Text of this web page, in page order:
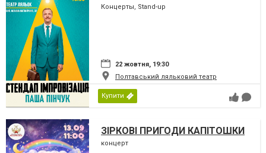
Концерты, Stand-up
22 жовтня, 19:30
Полтавський ляльковий театр
Купити
ЗІРКОВІ ПРИГОДИ КАПІТОШКИ
концерт